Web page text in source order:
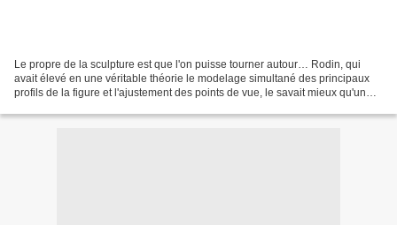
Le propre de la sculpture est que l'on puisse tourner autour… Rodin, qui
avait élevé en une véritable théorie le modelage simultané des principaux
profils de la figure et l'ajustement des points de vue, le savait mieux qu'un